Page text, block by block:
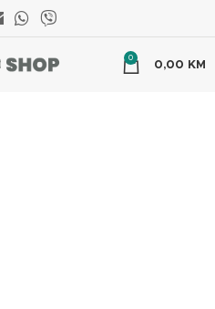
0
0,00 KM